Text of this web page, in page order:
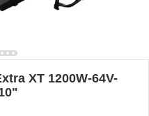
XT 1200W-64V-